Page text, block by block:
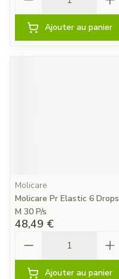
Ajouter au panier
Molicare
Molicare Pr Elastic 6 Drops
M 30 P/s
48,49 €
Ajouter au panier